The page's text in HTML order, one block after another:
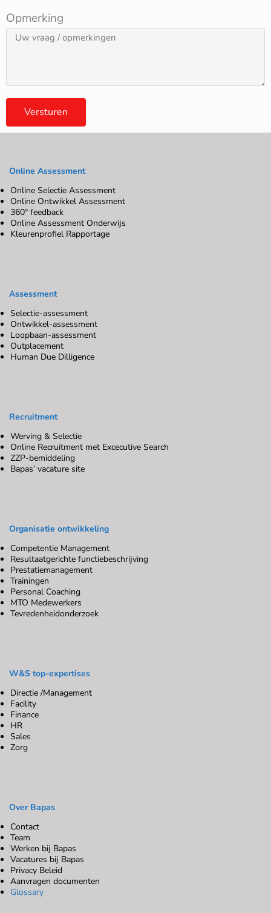
Opmerking
Versturen
Online Assessment
Online Selectie Assessment
Online Ontwikkel Assessment
360° feedback
Online Assessment Onderwijs
Kleurenprofiel Rapportage
Assessment
Selectie-assessment
Ontwikkel-assessment
Loopbaan-assessment
Outplacement
Human Due Dilligence
Recruitment
Werving & Selectie
Online Recruitment met Excecutive Search
ZZP-bemiddeling
Bapas’ vacature site
Organisatie ontwikkeling
Competentie Management
Resultaatgerichte functiebeschrijving
Prestatiemanagement
Trainingen
Personal Coaching
MTO Medewerkers
Tevredenheidonderzoek
W&S top-expertises
Directie /Management
Facility
Finance
HR
Sales
Zorg
Over Bapas
Contact
Team
Werken bij Bapas
Vacatures bij Bapas
Privacy Beleid
Aanvragen documenten
Glossary